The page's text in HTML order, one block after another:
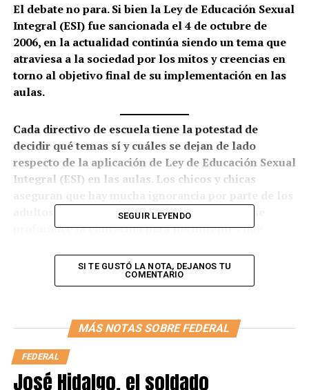
El debate no para. Si bien la Ley de Educación Sexual
Integral (ESI) fue sancionada el 4 de octubre de
2006, en la actualidad continúa siendo un tema que
atraviesa a la sociedad por los mitos y creencias en
torno al objetivo final de su implementación en las
aulas.
Cada directivo de escuela tiene la potestad de
decidir qué temas sí y cuáles se dejan de lado
respecto de la aplicación de Ley de Educación Sexual
Integral (ESI) en las aulas. Los chicos y chicas
adultos. Mientras, algunos padres piden que se
profundice la educación para los docentes que
“Hablar de la ESI no es solohablar del cuerpo
hay un montón de temas diversos que los padres por
tabúes y con ellos llegan al secundario”, cuentaBrígido
, profesor de Lengua y Literatura de la
Escuela de Educación Secundaria Nº99 de la ciudad de
Formosa.
SEGUIR LEYENDO
SI TE GUSTÓ LA NOTA, DEJANOS TU
COMENTARIO
MÁS NOTAS SOBRE FEDERAL
FEDERAL
José Hidalgo, el soldado